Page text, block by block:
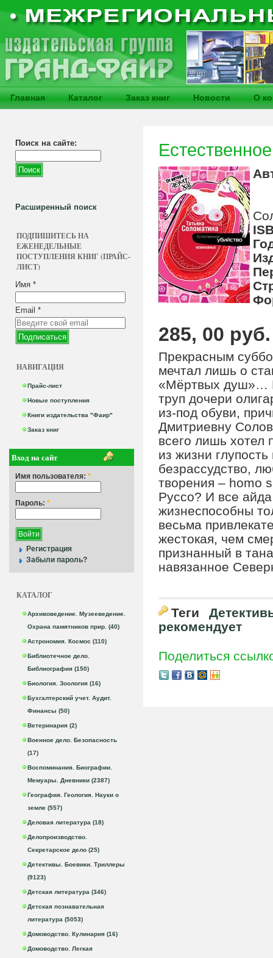
Главная Каталог Заказ книг Новости О
Поиск на сайте:
Расширенный поиск
ПОДПИШИТЕСЬ НА
ЕЖЕНЕДЕЛЬНЫЕ
ПОСТУПЛЕНИЯ КНИГ (ПРАЙС-
ЛИСТ)
Имя *
Email *
НАВИГАЦИЯ
Прайс-лист
Новые поступления
Книги издательства "Фаир"
Заказ книг
Вход на сайт
Имя пользователя: *
Пароль: *
Регистрация
Забыли пароль?
КАТАЛОГ
Архивоведение. Музееведение.
Охрана памятников прир. (40)
Астрономия. Космос (110)
Библиотечное дело.
Библиография (150)
Биология. Зоология (16)
Бухгалтерский учет. Аудит.
Финансы (50)
Ветеринария (2)
Военное дело. Безопасность
(17)
Воспоминания. Биографии.
Мемуары. Дневники (2387)
География. Геология. Науки о
земле (557)
Деловая литература (18)
Делопроизводство.
Секретарское дело (25)
Детективы. Боевики. Триллеры
(9123)
Детская литература (346)
Детская познавательная
литература (5053)
Домоводство. Кулинария (16)
Домоводство. Легкая
285, 00 руб.
Прекрасным
мечтал лишь о
«Мёртвых душ»…
труп дочери
из-под обуви,
Дмитриевну
всего лишь хотел
из жизни
безрассудство,
творения – homo
Руссо? И все
жизнеспособны
весьма
жестокая, чем
признанный в
навязанное
Теги
рекомендует
Поделиться